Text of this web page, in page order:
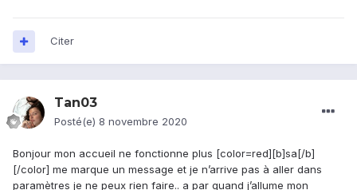
Merci d'avance!!!
MMVW
Solution trouvée (désolée pour ce double message, donc) :
Citer
Tan03
Posté(e) 8 novembre 2020
Bonjour mon accueil ne fonctionne plus [color=red][b]sa[/b]
[/color] me marque un message et je n’arrive pas à aller dans
paramètres je ne peux rien faire.. a par quand j’allume mon